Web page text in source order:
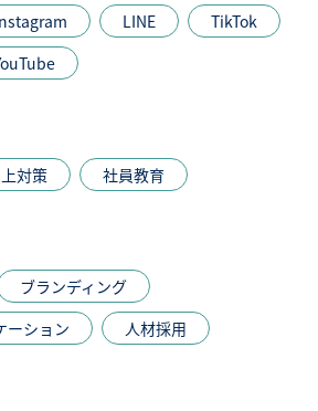
LINE
TikTok
対策 社員教育
ブランディング
ーション
人材採用